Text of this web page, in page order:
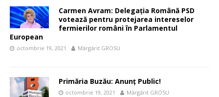
Carmen Avram: Delegația Română PSD
votează pentru protejarea intereselor
fermierilor români în Parlamentul
European
octombrie 19, 2021 Mărgărit GROSU
Primăria Buzău: Anunț Public!
octombrie 19, 2021 Mărgărit GROSU